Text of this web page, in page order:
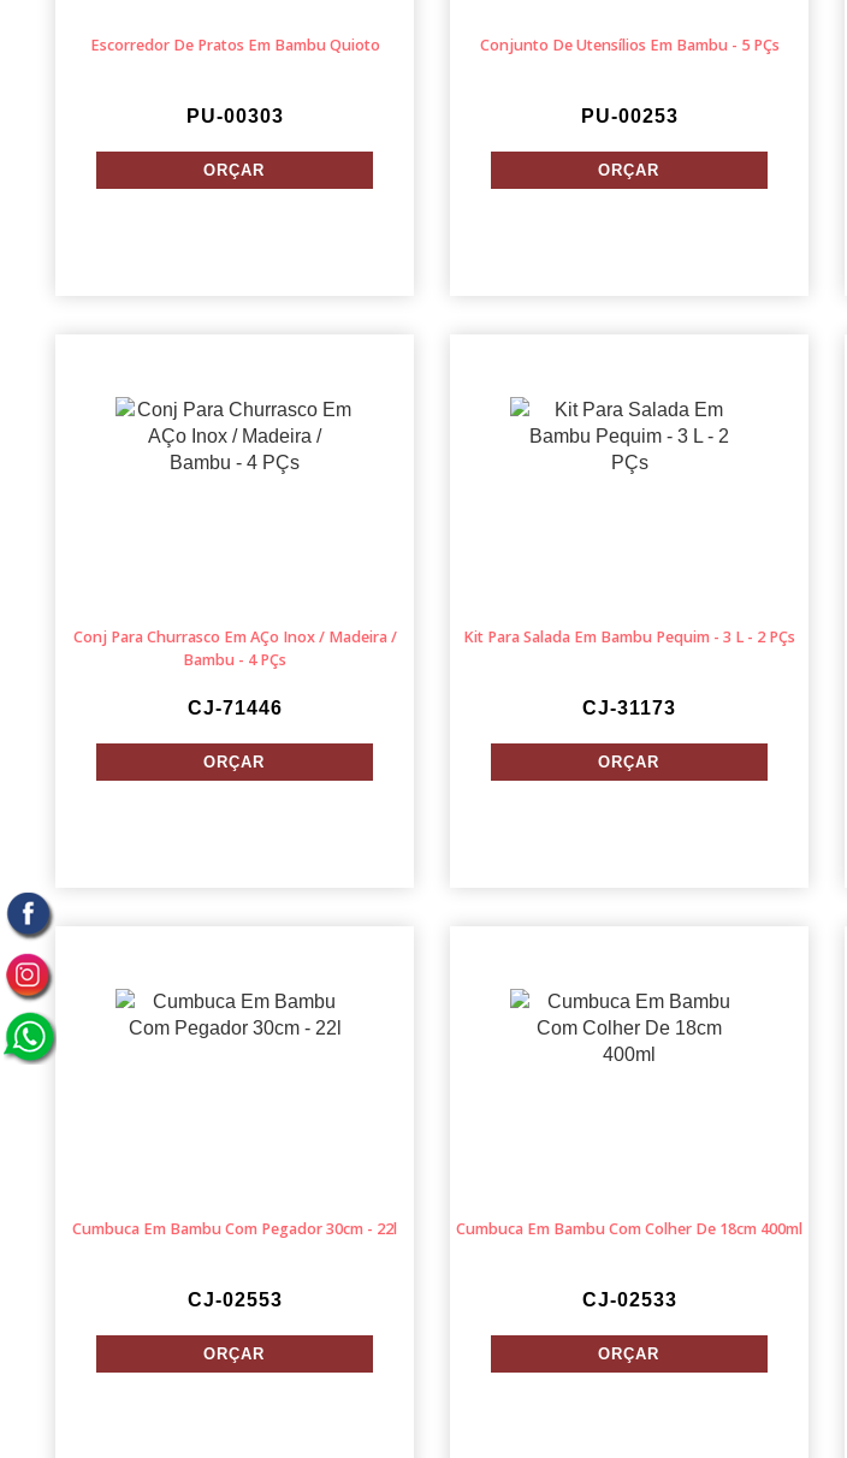
Escorredor De Pratos Em Bambu Quioto
PU-00303
Conjunto De Utensílios Em Bambu - 5 PÇs
PU-00253
Conj Para Churrasco Em AÇo Inox / Madeira /
Bambu - 4 PÇs
CJ-71446
Kit Para Salada Em Bambu Pequim - 3 L - 2 PÇs
CJ-31173
Cumbuca Em Bambu Com Pegador 30cm - 22l
CJ-02553
Cumbuca Em Bambu Com Colher De 18cm 400ml
CJ-02533